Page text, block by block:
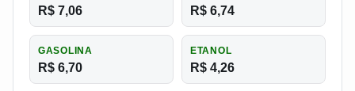
R$ 7,06 R$ 6,74
GASOLINA
R$ 6,70
ETANOL
R$ 4,26